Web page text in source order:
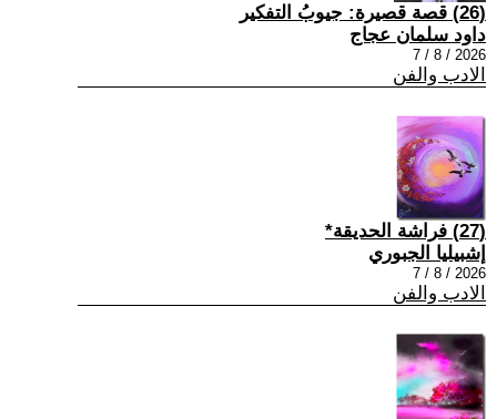
(26) قصة قصيرة: جيوبُ التفكير
داود سلمان عجاج
2026 / 8 / 7
الادب والفن
(27) فراشة الحديقة*
إشبيليا الجبوري
2026 / 8 / 7
الادب والفن